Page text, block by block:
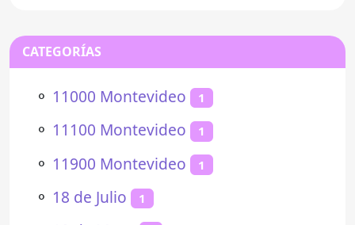
CATEGORÍAS
⚬ 11000 Montevideo 1
⚬ 11100 Montevideo 1
⚬ 11900 Montevideo 1
⚬ 18 de Julio 1